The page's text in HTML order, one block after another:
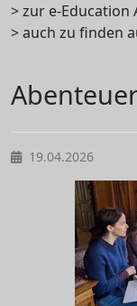
> zur e-Education
> auch zu finden
19.04.2026